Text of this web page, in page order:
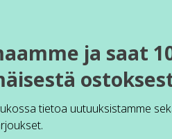
ja saat
tietoa uutuuksistamme